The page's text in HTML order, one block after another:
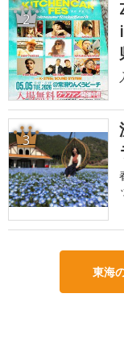
2
3
東海